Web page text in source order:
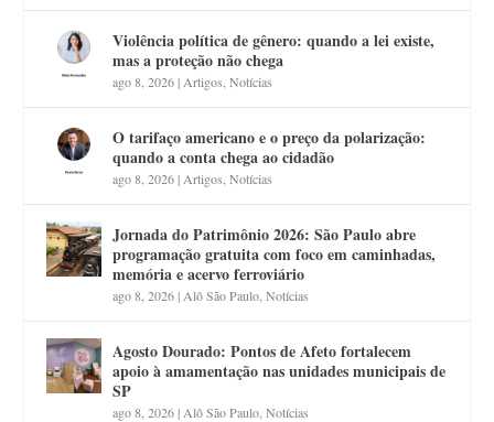
Violência política de gênero: quando a lei existe,
mas a proteção não chega
ago 8, 2026| Artigos ,Notícias
O tarifaço americano e o preço da polarização:
quando a conta chega ao cidadão
ago 8, 2026| Artigos ,Notícias
Jornada do Patrimônio 2026: São Paulo abre
programação gratuita com foco em caminhadas,
memória e acervo ferroviário
ago 8, 2026| Alô São Paulo ,Notícias
Agosto Dourado: Pontos de Afeto fortalecem
apoio à amamentação nas unidades municipais de
SP
ago 8, 2026| Alô São Paulo ,Notícias